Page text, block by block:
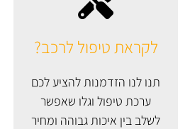
לקראת טיפול לרכב?
תנו לנו הזדמנות להציע לכם
ערכת טיפול וגלו שאפשר
לשלב בין איכות גבוהה ומחיר